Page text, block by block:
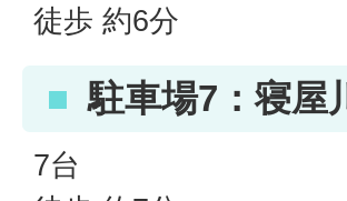
徒歩 約6分
駐車場7：寝屋
7台